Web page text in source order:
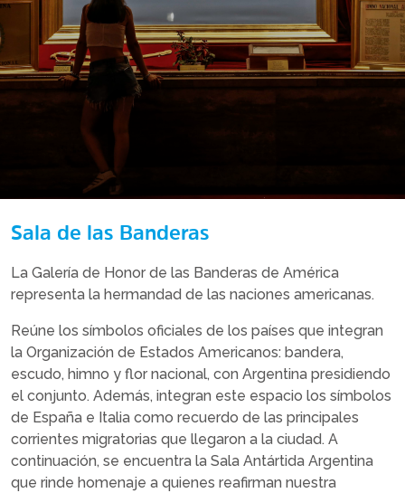
Sala de las Banderas
La Galería de Honor de las Banderas de América
representa la hermandad de las naciones americanas.
Reúne los símbolos oficiales de los países que integran
la Organización de Estados Americanos: bandera,
escudo, himno y flor nacional, con Argentina presidiendo
el conjunto. Además, integran este espacio los símbolos
de España e Italia como recuerdo de las principales
corrientes migratorias que llegaron a la ciudad. A
continuación, se encuentra la Sala Antártida Argentina
que rinde homenaje a quienes reafirman nuestra